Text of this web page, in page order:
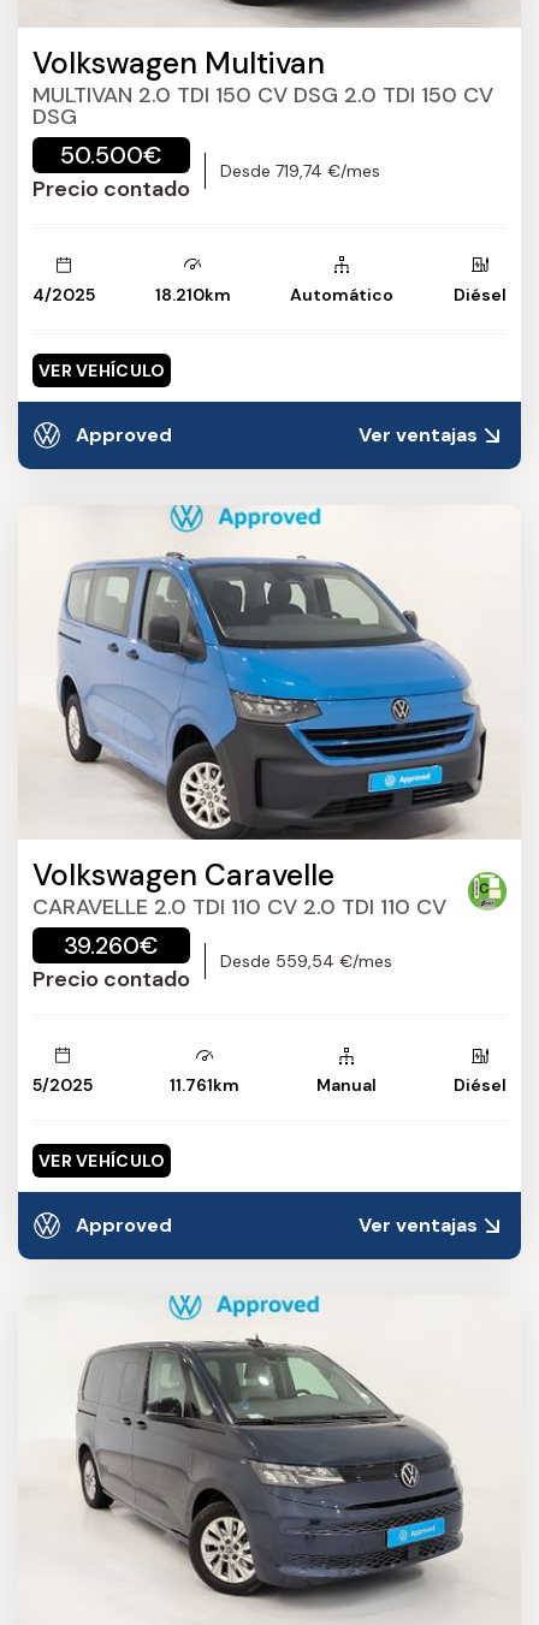
Volkswagen Multivan
MULTIVAN 2.0 TDI 150 CV DSG 2.0 TDI 150 CV
DSG
50.500€
Precio contado
Desde 719,74 €/mes
4/2025 18.210km Automático Diésel
VER VEHÍCULO
Approved Ver ventajas
Volkswagen Caravelle
CARAVELLE 2.0 TDI 110 CV 2.0 TDI 110 CV
39.260€
Precio contado
Desde 559,54 €/mes
5/2025 11.761km Manual Diésel
VER VEHÍCULO
Approved Ver ventajas